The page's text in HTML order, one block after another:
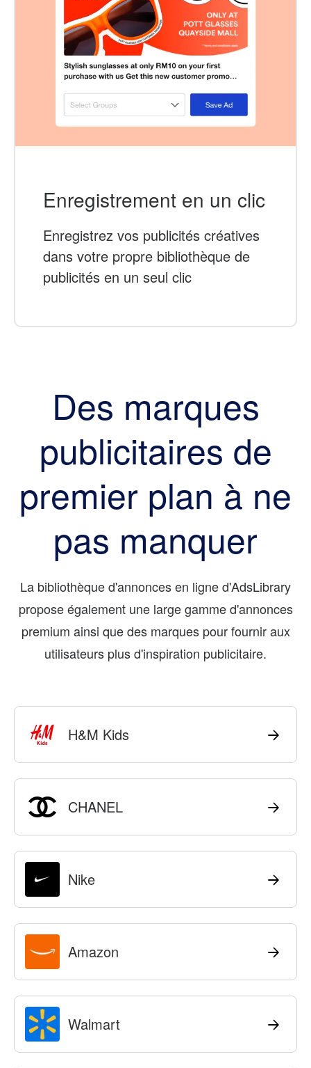
Enregistrement en un clic
Enregistrez vos publicités créatives
dans votre propre bibliothèque de
publicités en un seul clic
Des marques
publicitaires de
premier plan à ne
pas manquer
La bibliothèque d'annonces en ligne d'AdsLibrary
propose également une large gamme d'annonces
premium ainsi que des marques pour fournir aux
utilisateurs plus d'inspiration publicitaire.
H&M Kids
CHANEL
Nike
Amazon
Walmart